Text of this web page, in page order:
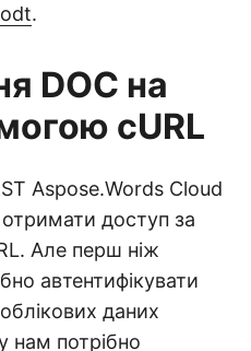
.
DOC на
cURL
Aspose.Words Cloud
доступ за
Але перш ніж
автентифікувати
даних
нам потрібно